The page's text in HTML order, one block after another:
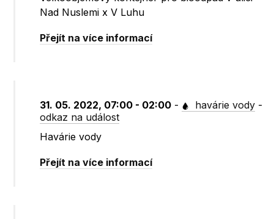
Nad Nuslemi x V Luhu
Přejít na více informací
31. 05. 2022, 07:00 - 02:00 - havárie vody -
odkaz na událost
Havárie vody
Přejít na více informací